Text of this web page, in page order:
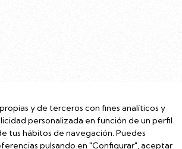
y de terceros con fines analíticos y
personalizada en función de un perfil
tus hábitos de navegación. Puedes
pulsando en "Configurar", aceptar